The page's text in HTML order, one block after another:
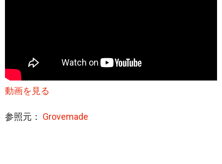
動画を見る
参照元： Grovemade